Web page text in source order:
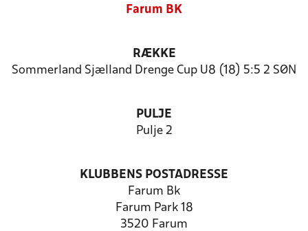
Farum BK
RÆKKE
Sommerland Sjælland Drenge Cup U8 (18) 5:5 2 SØN
PULJE
Pulje 2
KLUBBENS POSTADRESSE
Farum Bk
Farum Park 18
3520 Farum